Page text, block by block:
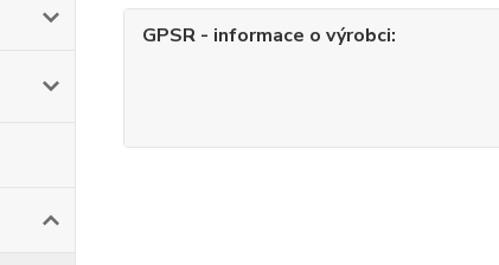
GPSR - informace o výrobci